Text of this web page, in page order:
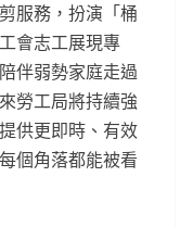
服務，扮演「桶
會志工展現專
伴弱勢家庭走過
勞工局將持續強
供更即時、有效
個角落都能被看